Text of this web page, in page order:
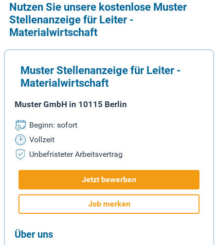
Nutzen Sie unsere kostenlose Muster
Stellenanzeige für Leiter -
Materialwirtschaft
Muster Stellenanzeige für Leiter -
Materialwirtschaft
Muster GmbH in 10115 Berlin
Beginn: sofort
Vollzeit
Unbefristeter Arbeitsvertrag
Jetzt bewerben
Job merken
Über uns